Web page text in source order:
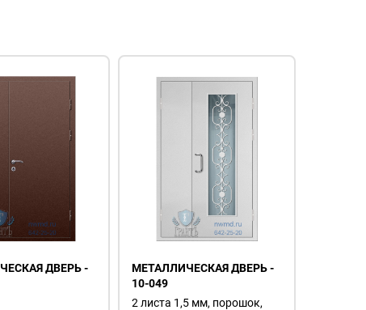
ДВЕРЬ -
МЕТАЛЛИЧЕСКАЯ ДВЕРЬ -
10-049
2 листа 1,5 мм, порошок,